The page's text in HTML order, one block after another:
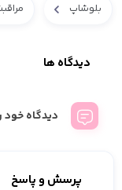
بلوشاپ
دیدگاه ها
دیدگاه خود
پرسش و پاسخ